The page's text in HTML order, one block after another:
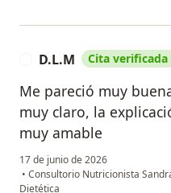
D.L.M Cita verificada
Me pareció muy
muy claro, la
muy amable
17 de junio de 2026
• Consultorio Nutricionista
Dietética